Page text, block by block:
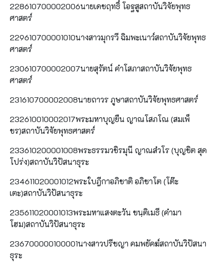
228610700002006นายเดชฤทธิ์ โอฐสูสถาบันวิจัยพุทธ
ศาสตร์
229610700001010นางสาวมุกรวี ฉิมพะเนาว์สถาบันวิจัยพุทธ
ศาสตร์
230610700002007นายสุรัตน์ คำโสภาสถาบันวิจัยพุทธ
ศาสตร์
231610700002008นายถาวร ภูษาสถาบันวิจัยพุทธศาสตร์
232610010002017พระมหาบุญยืน ญาณโสภโณ (สมเพ็
ชร)สถาบันวิจัยพุทธศาสตร์
233610200001008พระธรรมวชิรมุนี ญาณสํวโร (บุญชิต สุด
โปร่ง)สถาบันวิปัสนาธุระ
234611020001012พระใบฎีกาอภิชาติ อภิชาโต (โต๊ะ
เตะ)สถาบันวิปัสนาธุระ
235611020001013พระมหาแสงตะวัน ขนฺติเมธี (คำมา
โฮม)สถาบันวิปัสนาธุระ
236700000100001นางสาวปรีชญา คมพยัคฆ์สถาบันวิปัสนา
ธุระ